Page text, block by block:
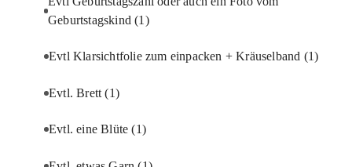
Geburtstagskind(1)
Evtl Klarsichtfolie zum einpacken + Kräuselband (1)
Evtl. Brett(1)
Evtl. eine Blüte(1)